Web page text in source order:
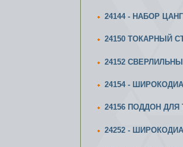
24144 - НАБОР ЦАНГ
24150 ТОКАРНЫЙ
24152
24154 -
24156 ПОДДОН ДЛЯ
24252 -